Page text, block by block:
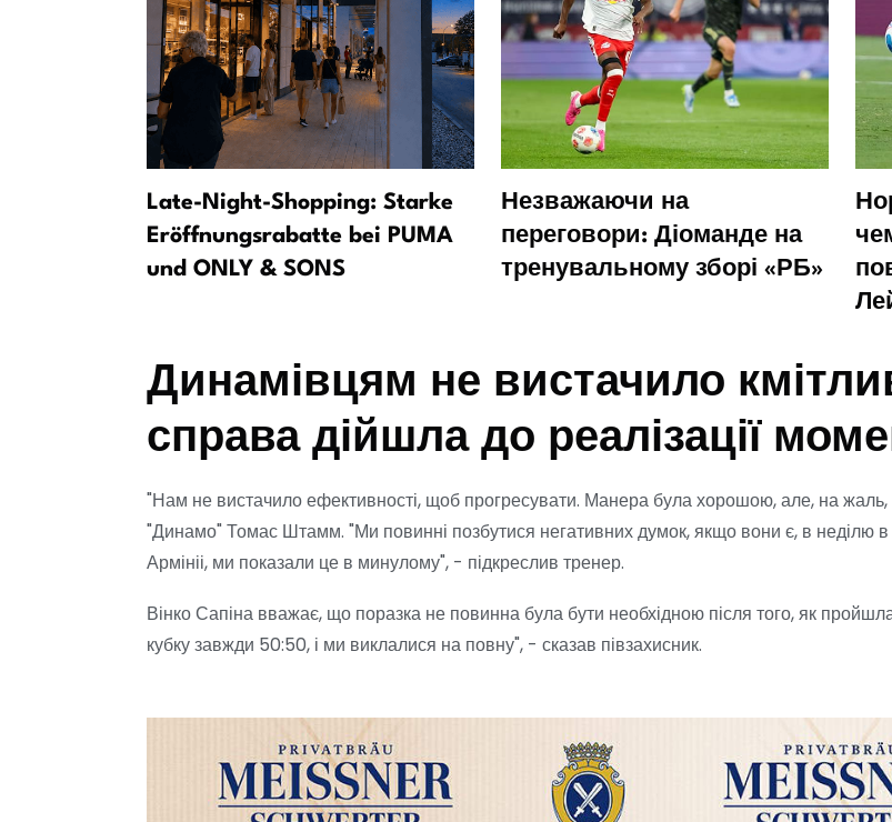
Late-Night-Shopping: Starke
Eröffnungsrabatte bei PUMA
und ONLY & SONS
Незважаючи на
переговори: Діоманде на
тренувальному зборі «РБ»
Динамівцям не вистачило
справа дійшла до реалізації
"Нам не вистачило ефективності, щоб прогресувати. Манера була хорошою, але, на жаль,
"Динамо" Томас Штамм. "Ми повинні позбутися негативних думок, якщо вони є, в неділю
Армініі, ми показали це в минулому", - підкреслив тренер.
Вінко Сапіна вважає, що поразка не повинна була бути необхідною після того, як
кубку завжди 50:50, і ми виклалися на повну", - сказав півзахисник.